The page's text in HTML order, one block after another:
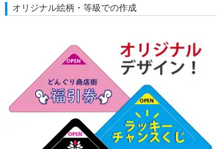
オリジナル絵柄・等級での作成